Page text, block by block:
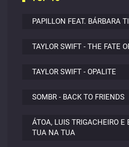
PAPILLON FEAT. BÁRBARA
TAYLOR SWIFT - THE FATE
TAYLOR SWIFT - OPALITE
SOMBR - BACK TO FRIENDS
ÁTOA, LUIS TRIGACHEIRO E
TUA NA TUA